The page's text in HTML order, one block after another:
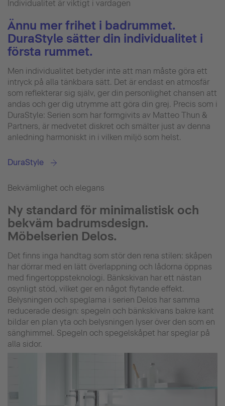
Individualitet är viktigt i vardagen
Ännu mer frihet i badrummet.
DuraStyle sätter din individualitet i
första rummet.
Men individualitet betyder inte att man måste göra ett
intryck på alla tänkbara sätt. Det är endast en atmosfär
som reflekterar sig själv, ger din personlighet chansen att
andas och ger dig utrymme att göra din grej. Precis som i
DuraStyle: Serien som har formgivits av Matteo Thun &
Partners, är medvetet diskret och smälter just av denna
anledning harmoniskt in i vilken miljö som helst.
DuraStyle
Bekvämlighet och elegans
Ny standard för minimalistisk och
bekväm badrumsdesign.
Möbelserien Delos.
Det finns inga handtag som stör den rena stilen: skåpen
har dörrar med en lätt överlappning och lådorna öppnas
med fingertoppsteknologi. Bänkskivan har ett nästan
osynligt stöd, vilket ger en något flytande effekt.
Belysningen och speglarna i serien Delos har samma
reducerade design: spegeln och bänkskivans bakre kant
bildar en plan yta och belysningen lyser över den som en
sänghimmel. Spegeln och spegelskåpet har speglar på
alla sidor.